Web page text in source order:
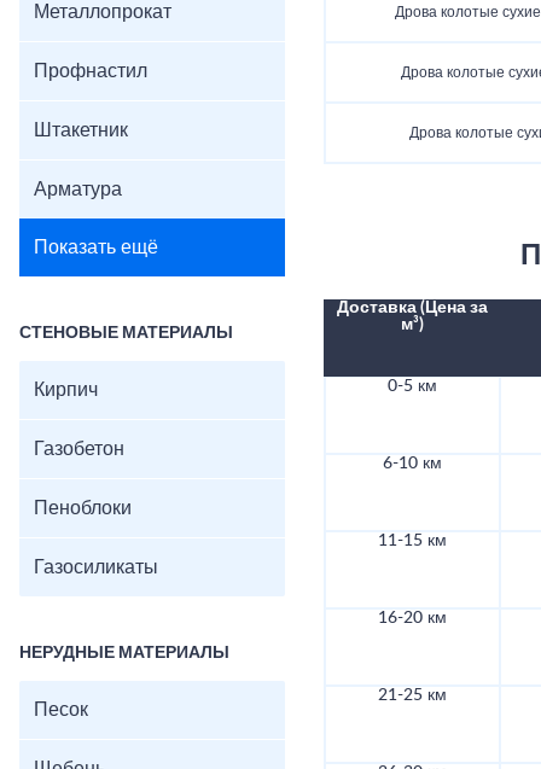
Металлопрокат
Профнастил
Штакетник
Арматура
Показать ещё
СТЕНОВЫЕ МАТЕРИАЛЫ
Кирпич
Газобетон
Пеноблоки
Газосиликаты
НЕРУДНЫЕ МАТЕРИАЛЫ
Песок
Дрова колотые
Дрова колотые
Дрова колотые
Доставка (Цена за
м³)
0-5 км
6-10 км
11-15 км
16-20 км
21-25 км